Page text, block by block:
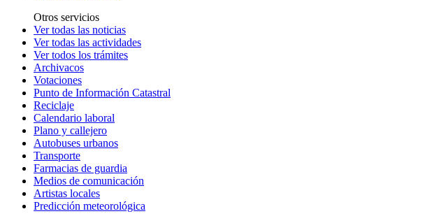
Otros servicios
Ver todas las noticias
Ver todas las actividades
Ver todos los trámites
Archivacos
Votaciones
Punto de Información Catastral
Reciclaje
Calendario laboral
Plano y callejero
Autobuses urbanos
Transporte
Farmacias de guardia
Medios de comunicación
Artistas locales
Predicción meteorológica